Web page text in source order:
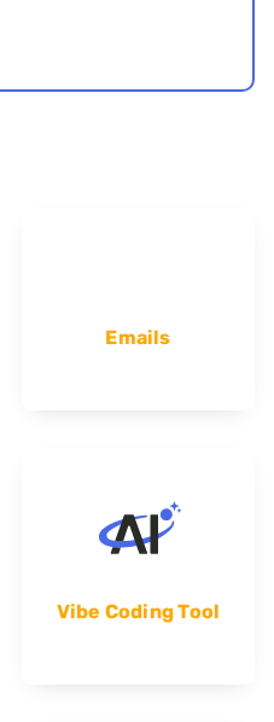
Emails
Vibe Coding Tool